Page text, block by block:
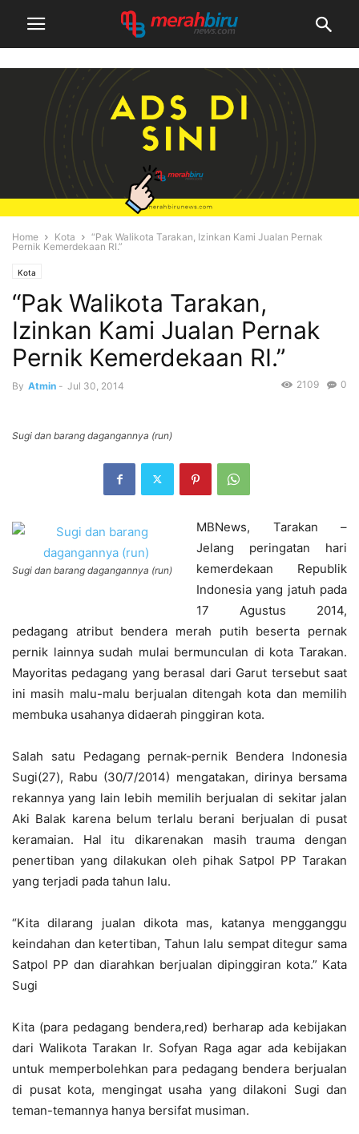
Home Kota
“Pak Walikota Tarakan, Izinkan Kami Jualan Pernak
Pernik Kemerdekaan RI.”
Kota
“Pak Walikota Tarakan,
Izinkan Kami Jualan Pernak
Pernik Kemerdekaan RI.”
By Atmin - Jul 30, 2014 0
2109
Sugi dan barang dagangannya (run)
Sugi dan barang dagangannya (run)
MBNews, Tarakan –
Jelang peringatan hari
kemerdekaan Republik
Indonesia yang jatuh pada
17 Agustus 2014,
pedagang atribut bendera merah putih beserta pernak
pernik lainnya sudah mulai bermunculan di kota Tarakan.
Mayoritas pedagang yang berasal dari Garut tersebut saat
ini masih malu-malu berjualan ditengah kota dan memilih
membuka usahanya didaerah pinggiran kota.
Salah satu Pedagang pernak-pernik Bendera Indonesia
Sugi(27), Rabu (30/7/2014) mengatakan, dirinya bersama
rekannya yang lain lebih memilih berjualan di sekitar jalan
Aki Balak karena belum terlalu berani berjualan di pusat
keramaian. Hal itu dikarenakan masih trauma dengan
penertiban yang dilakukan oleh pihak Satpol PP Tarakan
yang terjadi pada tahun lalu.
“Kita dilarang jualan dikota mas, katanya mengganggu
keindahan dan ketertiban, Tahun lalu sempat ditegur sama
Satpol PP dan diarahkan berjualan dipinggiran kota.” Kata
Sugi
Kita (para pedagang bendera,red) berharap ada kebijakan
dari Walikota Tarakan Ir. Sofyan Raga agar ada kebijakan
untuk memperbolehkan para pedagang bendera berjualan
di pusat kota, mengingat usaha yang dilakoni Sugi dan
teman-temannya hanya bersifat musiman.